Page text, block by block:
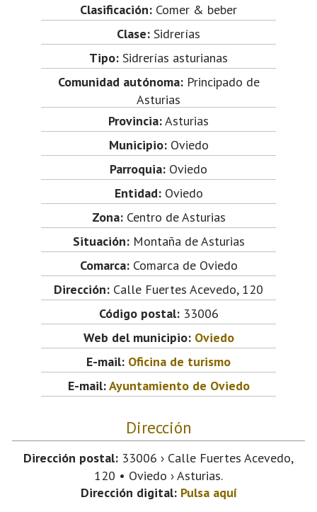
Clasificación: Comer & beber
Clase: Sidrerías
Tipo: Sidrerías asturianas
Comunidad autónoma:Principado de
Asturias
Provincia:Asturias
Municipio:Oviedo
Parroquia: Oviedo
Entidad:Oviedo
Zona:Centro de Asturias
Situación:Montaña de Asturias
Comarca:Comarca de Oviedo
Dirección: Calle Fuertes Acevedo, 120
Código postal:33006
Web del municipio: Oviedo
E-mail: Oficina de turismo
E-mail:Ayuntamiento de Oviedo
Dirección
Dirección postal: 33006 › Calle Fuertes Acevedo,
120 • Oviedo › Asturias.
Dirección digital: Pulsa aquí